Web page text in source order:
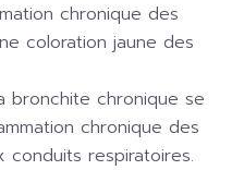
chronique des
coloration jaune des
bronchite chronique se
chronique des
conduits respiratoires.